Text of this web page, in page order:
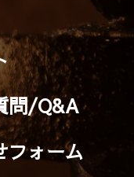
問/Q&A
フォーム